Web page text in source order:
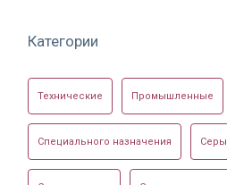
Категории
Технические Промышленные
Специального назначения